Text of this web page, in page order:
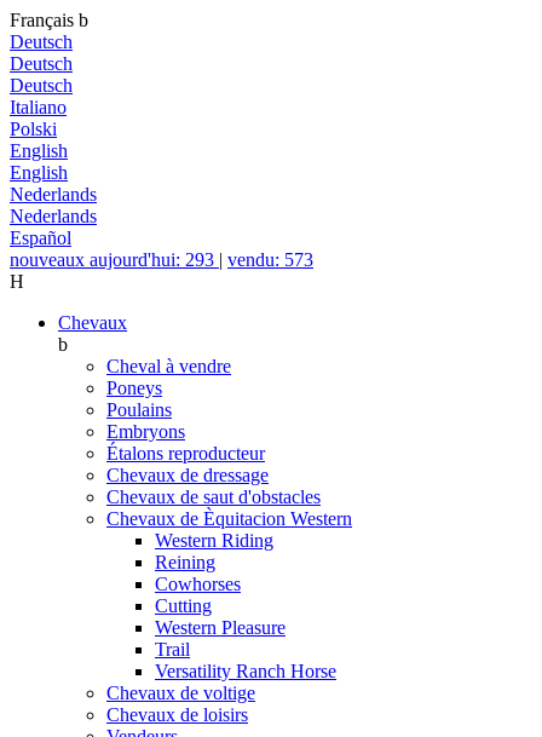
Français b
Deutsch
Deutsch
Deutsch
Italiano
Polski
English
English
Nederlands
Nederlands
Español
nouveaux aujourd'hui: 293 | vendu: 573
H
Chevaux
b
Cheval à vendre
Poneys
Poulains
Embryons
Étalons reproducteur
Chevaux de dressage
Chevaux de saut d'obstacles
Chevaux de Èquitacion Western
Western Riding
Reining
Cowhorses
Cutting
Western Pleasure
Trail
Versatility Ranch Horse
Chevaux de voltige
Chevaux de loisirs